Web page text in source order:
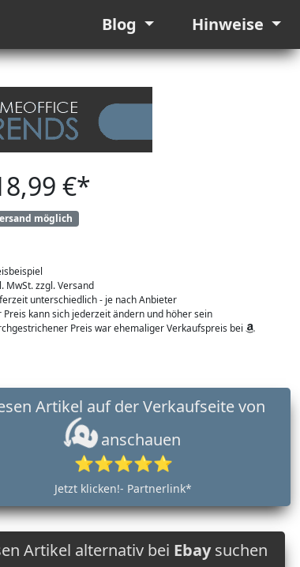
Blog Hinweise
€*
möglich
MwSt. zzgl. Versand
unterschiedlich - je nach Anbieter
kann sich jederzeit ändern und höher sein
Preis war ehemaliger Verkaufspreis bei
anschauen
⭐⭐⭐⭐⭐
Jetzt klicken!- Partnerlink*
Artikel alternativ bei Ebaysuchen